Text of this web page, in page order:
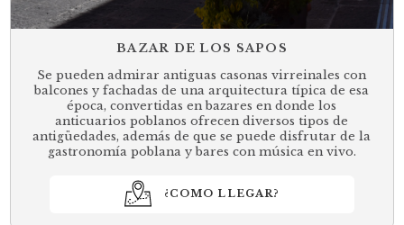
BAZAR DE LOS SAPOS
Se pueden admirar antiguas casonas virreinales con
balcones y fachadas de una arquitectura típica de esa
época, convertidas en bazares en donde los
anticuarios poblanos ofrecen diversos tipos de
antigüedades, además de que se puede disfrutar de la
gastronomía poblana y bares con música en vivo.
¿COMO LLEGAR?